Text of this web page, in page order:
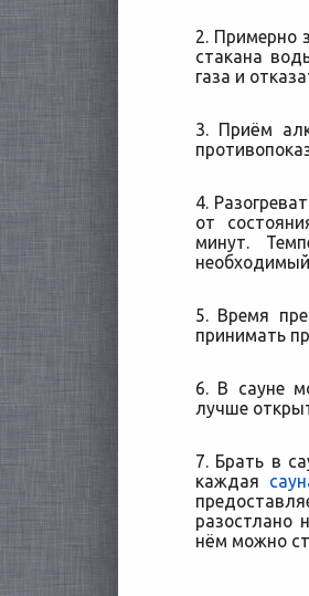
2. Примерно
стакана
газа и
3. Приём
4.
от
минут.
5. Время
принимать
6. В сауне
лучше
7. Брать в
каждая
разостлано
нём можно